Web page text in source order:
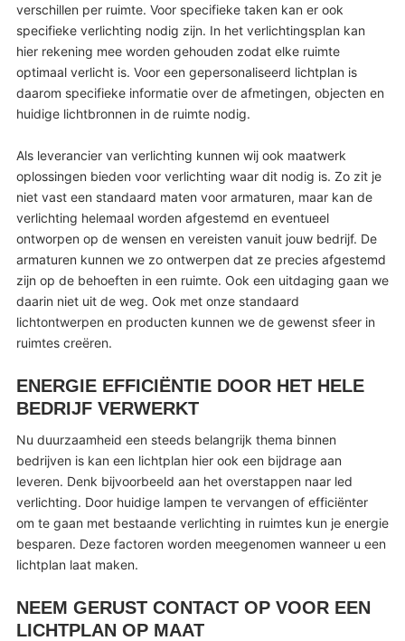
verschillen per ruimte. Voor specifieke taken kan er ook
specifieke verlichting nodig zijn. In het verlichtingsplan kan
hier rekening mee worden gehouden zodat elke ruimte
optimaal verlicht is. Voor een gepersonaliseerd lichtplan is
daarom specifieke informatie over de afmetingen, objecten en
huidige lichtbronnen in de ruimte nodig.
Als leverancier van verlichting kunnen wij ook maatwerk
oplossingen bieden voor verlichting waar dit nodig is. Zo zit je
niet vast een standaard maten voor armaturen, maar kan de
verlichting helemaal worden afgestemd en eventueel
ontworpen op de wensen en vereisten vanuit jouw bedrijf. De
armaturen kunnen we zo ontwerpen dat ze precies afgestemd
zijn op de behoeften in een ruimte. Ook een uitdaging gaan we
daarin niet uit de weg. Ook met onze standaard
lichtontwerpen en producten kunnen we de gewenst sfeer in
ruimtes creëren.
ENERGIE EFFICIËNTIE DOOR HET HELE
BEDRIJF VERWERKT
Nu duurzaamheid een steeds belangrijk thema binnen
bedrijven is kan een lichtplan hier ook een bijdrage aan
leveren. Denk bijvoorbeeld aan het overstappen naar led
verlichting. Door huidige lampen te vervangen of efficiënter
om te gaan met bestaande verlichting in ruimtes kun je energie
besparen. Deze factoren worden meegenomen wanneer u een
lichtplan laat maken.
NEEM GERUST CONTACT OP VOOR EEN
LICHTPLAN OP MAAT